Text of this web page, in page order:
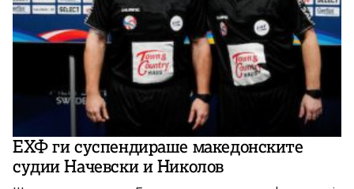
ЕХФ ги суспендираше македонските
судии Начевски и Николов